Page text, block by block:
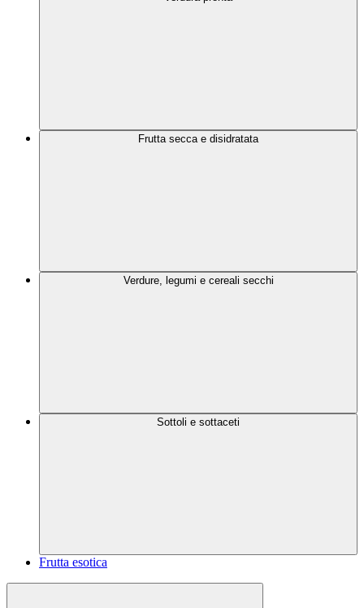
Frutta secca e disidratata
Verdure, legumi e cereali secchi
Sottoli e sottaceti
Frutta esotica